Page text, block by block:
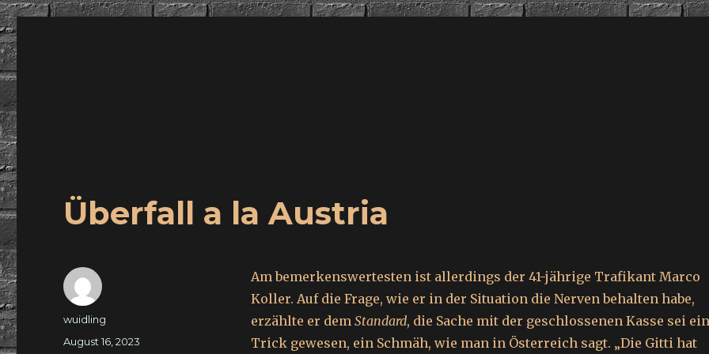
Überfall a la Austria
Am bemerkenswertesten ist allerdings der 41-jährige Trafikant Marco
Koller. Auf die Frage, wie er in der Situation die Nerven behalten habe,
erzählte er dem Standard, die Sache mit der geschlossenen Kasse sei ein
Trick gewesen, ein Schmäh, wie man in Österreich sagt. „Die Gitti hat
Autor
wuidling
Veröffentlicht
August 16, 2023